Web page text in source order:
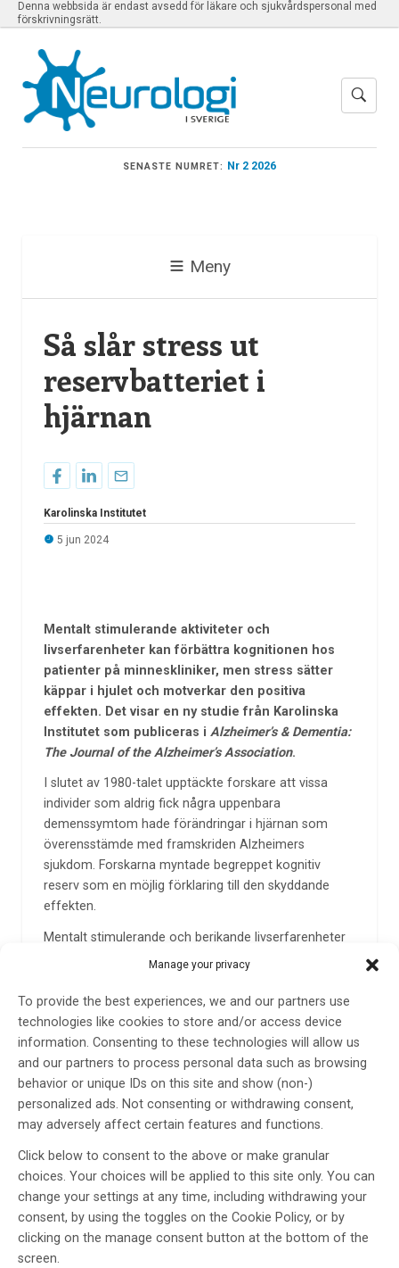
Manage your privacy
To provide the best experiences, we and our partners use
technologies like cookies to store and/or access device
information. Consenting to these technologies will allow us
and our partners to process personal data such as browsing
behavior or unique IDs on this site and show (non-)
personalized ads. Not consenting or withdrawing consent,
may adversely affect certain features and functions.
Click below to consent to the above or make granular
choices. Your choices will be applied to this site only. You can
change your settings at any time, including withdrawing your
consent, by using the toggles on the Cookie Policy, or by
clicking on the manage consent button at the bottom of the
screen.
Denna webbsida är endast avsedd för läkare och sjukvårdspersonal med
förskrivningsrätt.
SENASTE NUMRET: Nr 2 2026
Meny
Så slår stress ut
reservbatteriet i
hjärnan
Karolinska Institutet
5 jun 2024
Mentalt stimulerande aktiviteter och
livserfarenheter kan förbättra kognitionen hos
patienter på minneskliniker, men stress sätter
käppar i hjulet och motverkar den positiva
effekten. Det visar en ny studie från Karolinska
Institutet som publiceras i Alzheimer’s & Dementia:
The Journal of the Alzheimer’s Association.
I slutet av 1980-talet upptäckte forskare att vissa
individer som aldrig fick några uppenbara
demenssymtom hade förändringar i hjärnan som
överensstämde med framskriden Alzheimers
sjukdom. Forskarna myntade begreppet kognitiv
reserv som en möjlig förklaring till den skyddande
effekten.
Mentalt stimulerande och berikande livserfarenheter
och beteenden som hög utbildningsnivå, ett komplext
socialt liv bidrar till att bygga upp den kognitiva
reserven. Höga eller ihållande stressnivåer är dock
förknippade med minskade sociala interaktioner,
försämrad förmåga att delta i fritidsaktiviteter och
fysiska aktiviteter samt en ökad risk för demens.
Forskare vid Karolinska Institutet har nu undersökt
sambandet mellan kognitiv reserv, kognition och
biomarkörer för alzheimer hos 113 patienter från
minnesmottagningen vid Karolinska
Universitetssjukhuset i Huddinge. De undersökte även
hur sambandet modifieras av fysiologisk stress
(uppmätta kortisolnivåer i saliv) och psykologisk
(upplevd) stress.